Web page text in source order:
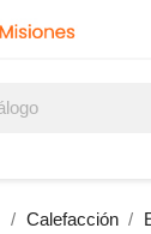
Calefacción